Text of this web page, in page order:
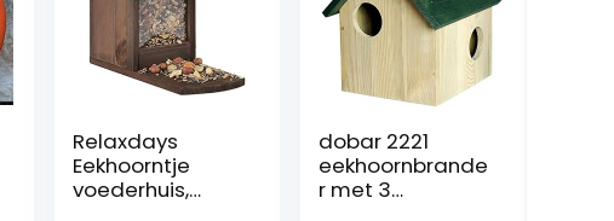
Relaxdays
Eekhoorntje
voederhuis,
dobar 2221
eekhoornbrande
r met 3